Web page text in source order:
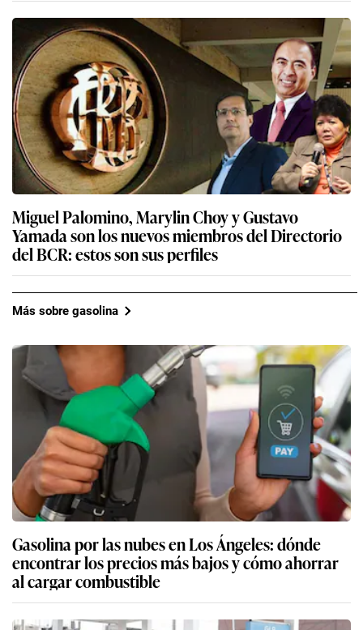
Miguel Palomino, Marylin Choy y Gustavo
Yamada son los nuevos miembros del Directorio
del BCR: estos son sus perfiles
Más sobre gasolina
Gasolina por las nubes en Los Ángeles: dónde
encontrar los precios más bajos y cómo ahorrar
al cargar combustible